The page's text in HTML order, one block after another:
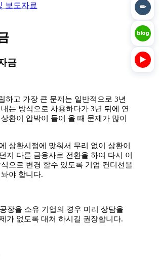
보도자료
금
하고 가장 큰 문제는 일반적으로 3년
는 방식으로 사용하다가 3년 뒤에 연
환이 압박이 들어 올 때 문제가 많이
상환시점에 맞춰서 무리 없이 상환이
지 다른 금융사로 전환을 하여 다시 이
으로 변경 할수 있도록 기업 컨디션을
야 합니다.
장을 소유 기업의 경우 미리 상담을
가 없도록 대처 하시길 권장합니다.
✏
blog
▶